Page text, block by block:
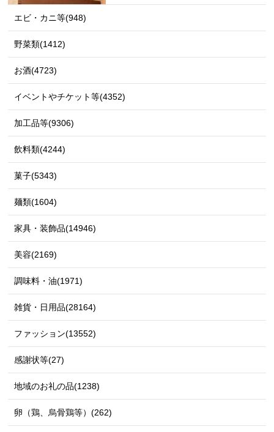
エビ・カニ等(948)
野菜類(1412)
お酒(4723)
イベントやチケット等(4352)
加工品等(9306)
飲料類(4244)
菓子(5343)
麺類(1604)
家具・装飾品(14946)
美容(2169)
調味料・油(1971)
雑貨・日用品(28164)
ファッション(13552)
感謝状等(27)
地域のお礼の品(1238)
卵（鶏、烏骨鶏等）(262)